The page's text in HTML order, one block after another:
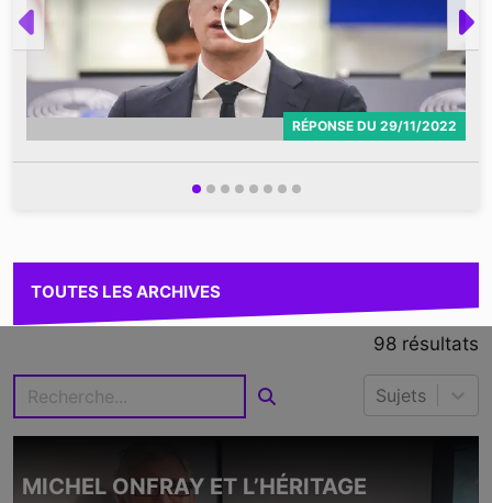
RÉPONSE DU 29/11/2022
TOUTES LES ARCHIVES
98 résultats
Sujets
MICHEL ONFRAY ET L’HÉRITAGE